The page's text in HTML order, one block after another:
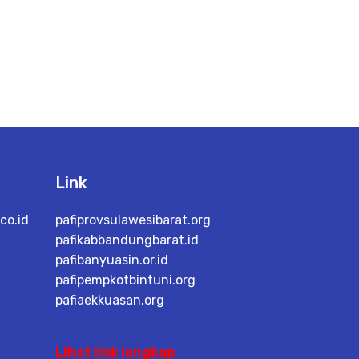
Link
pafiprovsulawesibarat.org
pafikabbandungbarat.id
pafibanyuasin.or.id
pafipempkotbintuni.org
pafiaekkuasan.org
Lihat link lengkap